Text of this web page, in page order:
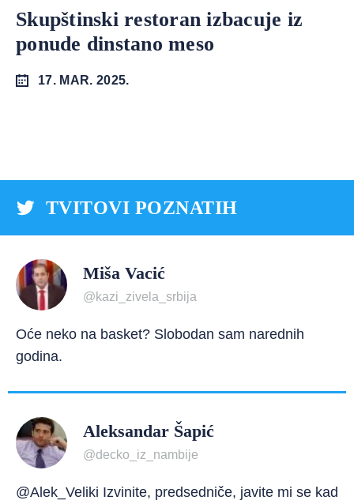
Skupštinski restoran izbacuje iz
ponude dinstano meso
17. MAR. 2025.
TVITOVI POZNATIH
Miša Vacić
@kazi_zivela_srbija
Oće neko na basket? Slobodan sam narednih
godina.
Aleksandar Šapić
@decko_iz_nambije
@Alek_Veliki Izvinite, predsedniče, javite mi se kad